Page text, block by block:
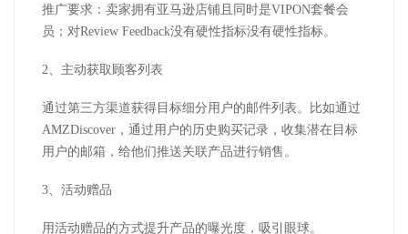
推广要求：卖家拥有亚马逊店铺且同时是VIPON套餐会
员；对Review Feedback没有硬性指标没有硬性指标。
2、主动获取顾客列表
通过第三方渠道获得目标细分用户的邮件列表。比如通过
AMZDiscover，通过用户的历史购买记录，收集潜在目标
用户的邮箱，给他们推送关联产品进行销售。
3、活动赠品
用活动赠品的方式提升产品的曝光度，吸引眼球。